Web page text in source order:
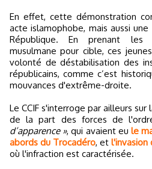
En effet, cette démonstration
acte islamophobe, mais aussi
République. En prenant les
musulmane pour cible, ces
volonté de déstabilisation des
républicains, comme c’est
mouvances d'extrême-droite.
Le CCIF s'interroge par ailleurs
de la part des forces de
d’apparence », qui avaient eule
abords du Trocadéro, et l'invasion
où l'infraction est caractérisée.